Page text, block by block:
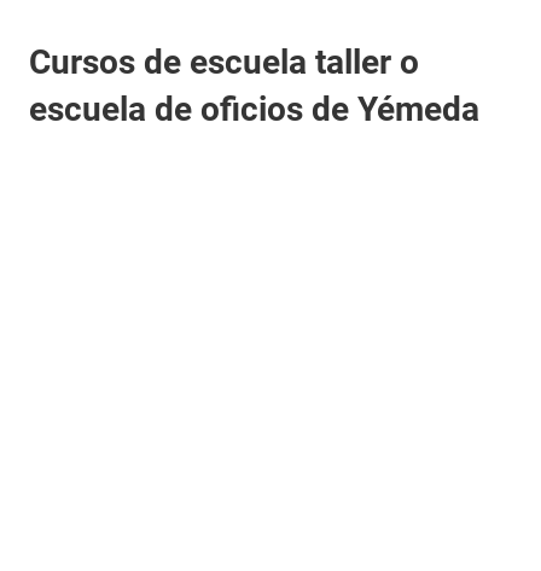
Cursos de escuela taller o
escuela de oficios de Yémeda